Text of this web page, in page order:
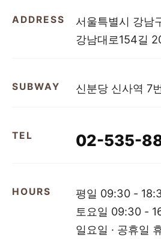
ADDRESS
서울특별시 강남
강남대로154길
SUBWAY 신분당 신사역 7
TEL 02-535-
HOURS
평일 09:30 -
토요일 09:30 -
일요일 · 공휴일